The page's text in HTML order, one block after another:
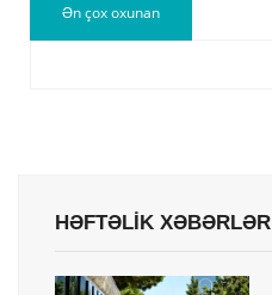
Ən çox oxunan
HƏFTƏLİK XƏBƏRLƏR